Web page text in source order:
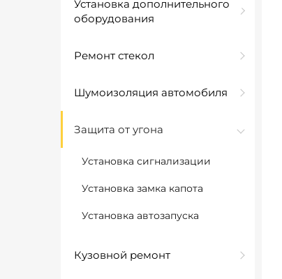
Установка дополнительного
оборудования
Ремонт стекол
Шумоизоляция автомобиля
Защита от угона
Установка сигнализации
Установка замка капота
Установка автозапуска
Кузовной ремонт